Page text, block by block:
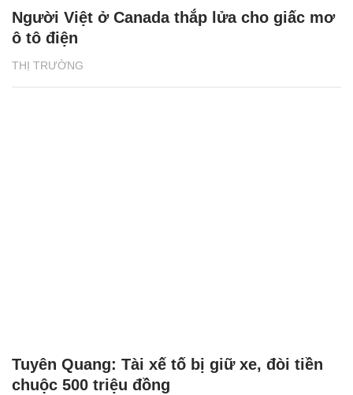
THỊ TRƯỜNG
Người Việt ở Canada thắp lửa cho giấc mơ
ô tô điện
Tuyên Quang: Tài xế tố bị giữ xe, đòi tiền
chuộc 500 triệu đồng